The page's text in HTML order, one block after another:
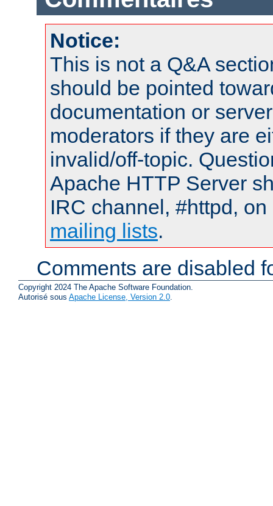
Notice:
This is not a Q&A
should be pointed
documentation or
moderators if they are
invalid/off-topic.
Apache HTTP Server
IRC channel, #httpd,
mailing lists.
Comments are disabled
Copyright 2024 The Apache Software Foundation.
Autorisé sous Apache License, Version 2.0